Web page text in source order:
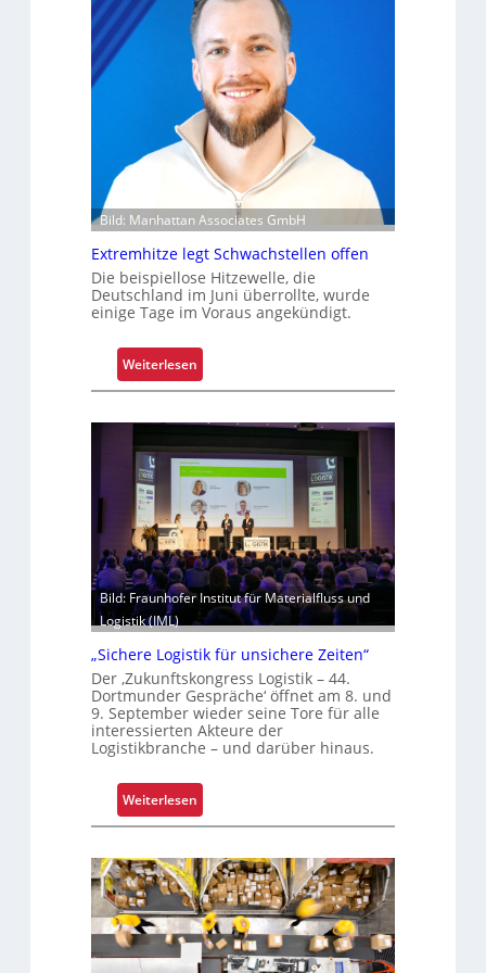
Bild: Manhattan Associates GmbH
Extremhitze legt Schwachstellen offen
Die beispiellose Hitzewelle, die
Deutschland im Juni überrollte, wurde
einige Tage im Voraus angekündigt.
Weiterlesen:
E
t
r
e
m
h
i
t
z
e
l
e
g
t
S
c
w
a
h
s
t
e
Bild: Fraunhofer Institut für Materialfluss und
Logistik (IML)
„Sichere Logistik für unsichere Zeiten“
Der ‚Zukunftskongress Logistik – 44.
Dortmunder Gespräche‘ öffnet am 8. und
9. September wieder seine Tore für alle
interessierten Akteure der
Logistikbranche – und darüber hinaus.
Weiterlesen:
„
i
c
h
e
r